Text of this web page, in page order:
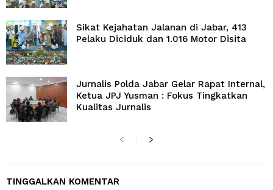
Sikat Kejahatan Jalanan di Jabar, 413
Pelaku Diciduk dan 1.016 Motor Disita
Jurnalis Polda Jabar Gelar Rapat Internal,
Ketua JPJ Yusman : Fokus Tingkatkan
Kualitas Jurnalis
TINGGALKAN KOMENTAR